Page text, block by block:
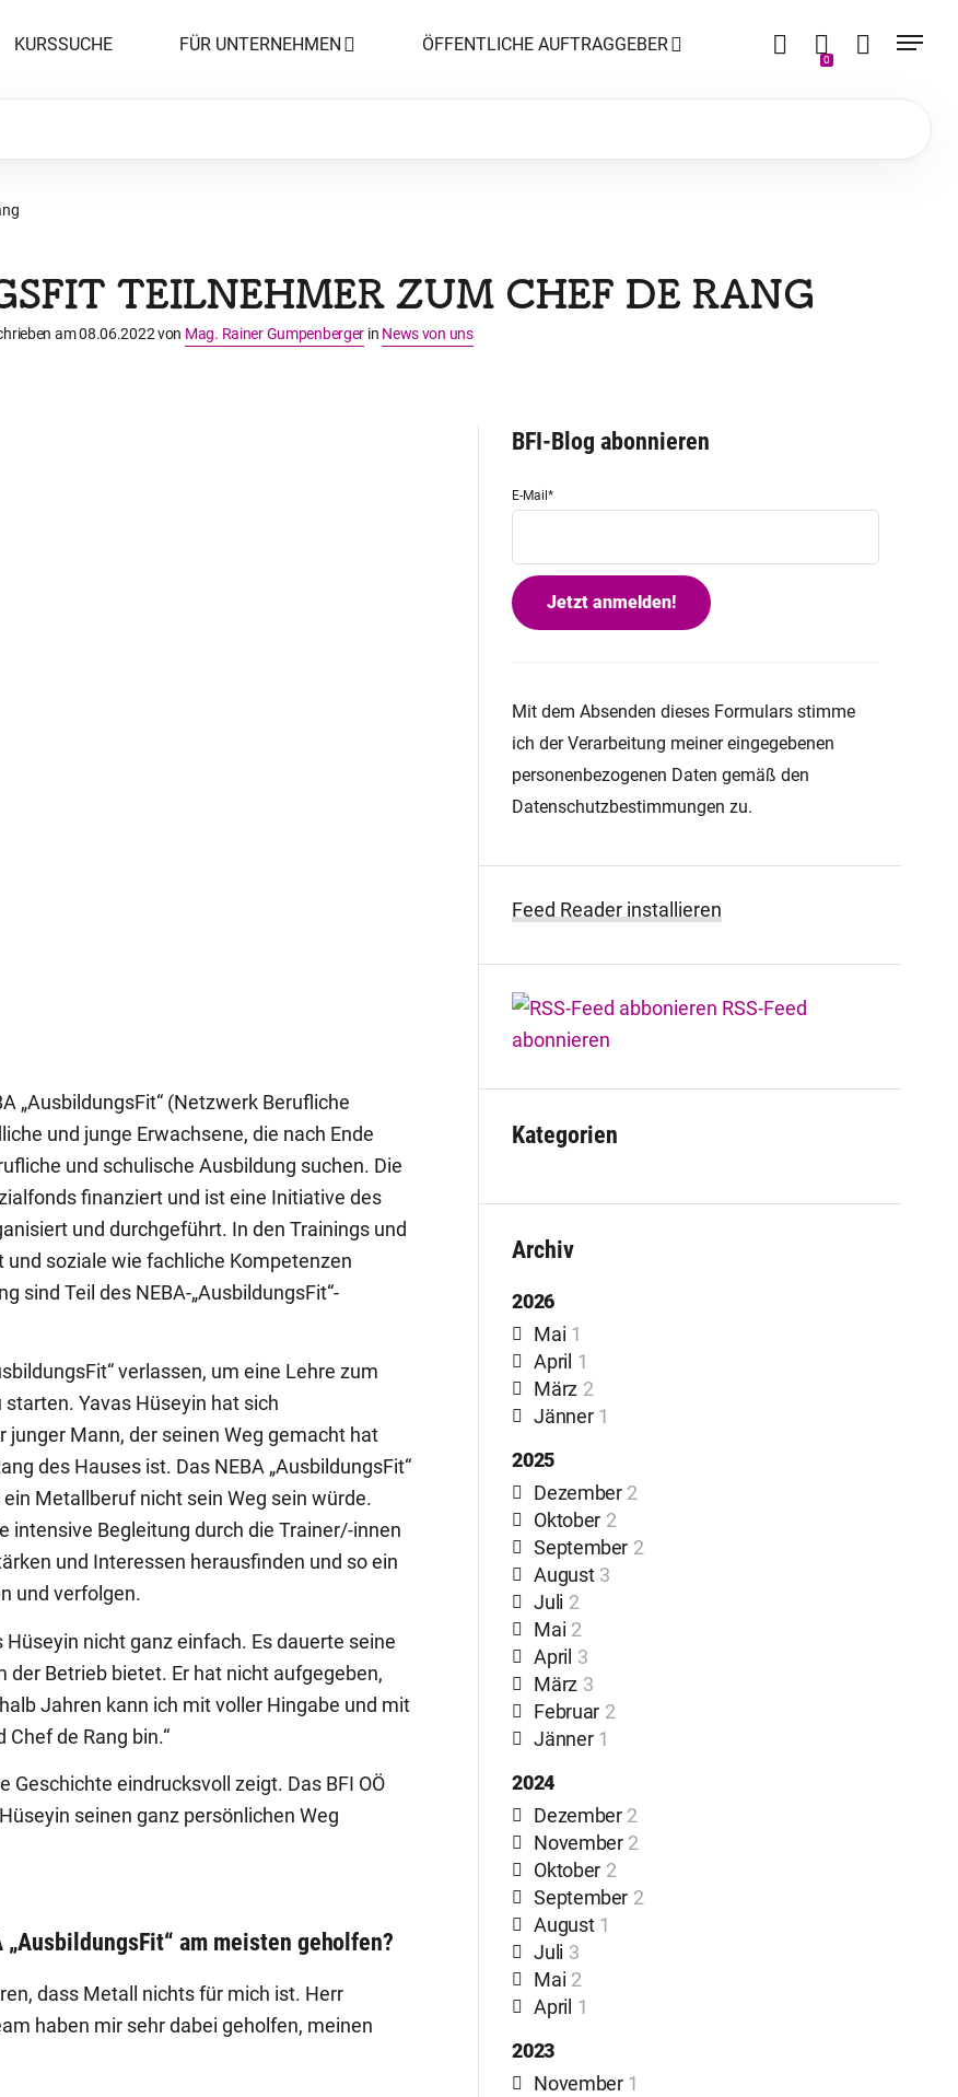
KURSSUCHE FÜR UNTERNEHMEN ÖFFENTLICHE AUFTRAGGEBER
0
TEILNEHMER ZUM CHEF DE RANG
am08.06.2022von Mag. Rainer Gumpenberger in News von uns
„AusbildungsFit“ (Netzwerk Berufliche
und junge Erwachsene, die nach Ende
und schulische Ausbildung suchen. Die
finanziert und ist eine Initiative des
und durchgeführt. In den Trainings und
soziale wie fachliche Kompetenzen
sind Teil des NEBA-„AusbildungsFit“-
verlassen, um eine Lehre zum
Yavas Hüseyin hat sich
Mann, der seinen Weg gemacht hat
des Hauses ist. Das NEBA „AusbildungsFit“
Metallberuf nicht sein Weg sein würde.
intensive Begleitung durch die Trainer/-innen
und Interessen herausfinden und so ein
und verfolgen.
nicht ganz einfach. Es dauerte seine
Betrieb bietet. Er hat nicht aufgegeben,
Jahren kann ich mit voller Hingabe und mit
de Rang bin.“
eindrucksvoll zeigt. Das BFI OÖ
seinen ganz persönlichen Weg
am meisten geholfen?
dass Metall nichts für mich ist. Herr
haben mir sehr dabei geholfen, meinen
BFI-Blog abonnieren
E-Mail*
Mit dem Absenden dieses Formulars stimme
ich der Verarbeitung meiner eingegebenen
personenbezogenen Daten gemäß den
Datenschutzbestimmungen zu.
Feed Reader installieren
RSS-Feed
abonnieren
Kategorien
Archiv
2026
Mai 1
April 1
März 2
Jänner 1
2025
Dezember 2
Oktober 2
September 2
August 3
Juli 2
Mai 2
April 3
März 3
Februar 2
Jänner 1
2024
Dezember 2
November 2
Oktober 2
September 2
August 1
Juli 3
Mai 2
April 1
2023
November 1